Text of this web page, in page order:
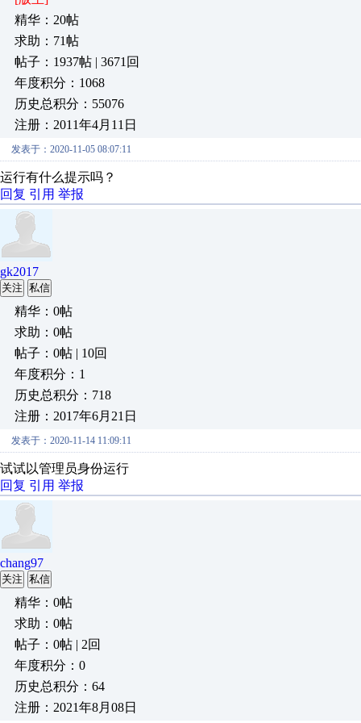
精华：20帖
求助：71帖
帖子：1937帖 | 3671回
年度积分：1068
历史总积分：55076
注册：2011年4月11日
发表于：2020-11-05 08:07:11
运行有什么提示吗？
回复 引用 举报
gk2017
关注 私信
精华：0帖
求助：0帖
帖子：0帖 | 10回
年度积分：1
历史总积分：718
注册：2017年6月21日
发表于：2020-11-14 11:09:11
试试以管理员身份运行
回复 引用 举报
chang97
关注 私信
精华：0帖
求助：0帖
帖子：0帖 | 2回
年度积分：0
历史总积分：64
注册：2021年8月08日